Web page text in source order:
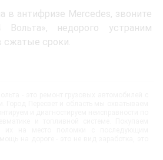
в антифризе Mercedes, звоните
недорого устраним
сжатые сроки.